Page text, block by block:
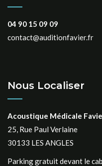
04 90 15 09 09
contact@auditionfavier.fr
Nous Localiser
Acoustique Médicale
25, Rue Paul Verlaine
30133 LES ANGLES
Parking gratuit devant le